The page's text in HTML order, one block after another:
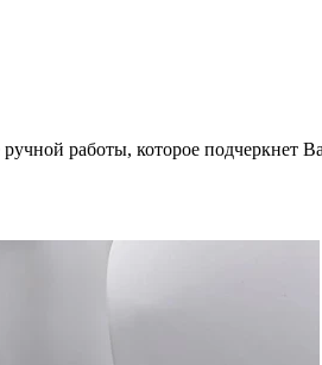
работы, которое подчеркнет